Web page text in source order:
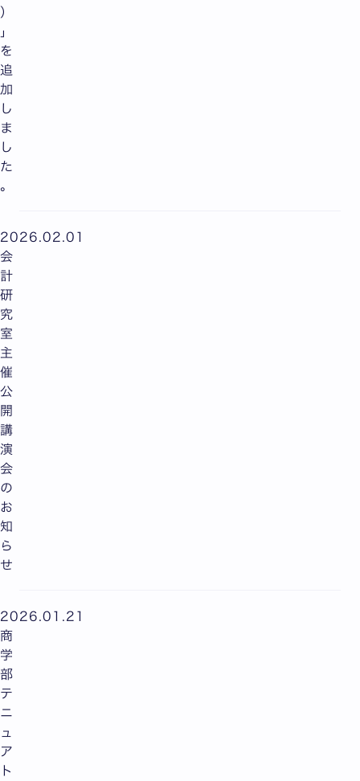
）
」
を
追
加
し
ま
し
た
。
2026.02.01
会
計
研
究
室
主
催
公
開
講
演
会
の
お
知
ら
せ
2026.01.21
商
学
部
テ
ニ
ュ
ア
ト